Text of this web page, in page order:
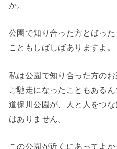
か。
公園で知り合った方とばっ
こともしばしばありますよ。
私は公園で知り合った方の
ご馳走になったこともあるん
道保川公園が、人と人をつ
はありません。
この公園が近くにあってよ